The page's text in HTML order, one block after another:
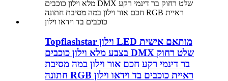
Topflashstar וילון LED מותאם אישית
בצבע מלא וילון כוכבים DMX שלט רחוק
בר דינמי רקע חכם אור וילון במה מסיבת
חתונה RGB ראיית כוכבים בד וידאו וילון